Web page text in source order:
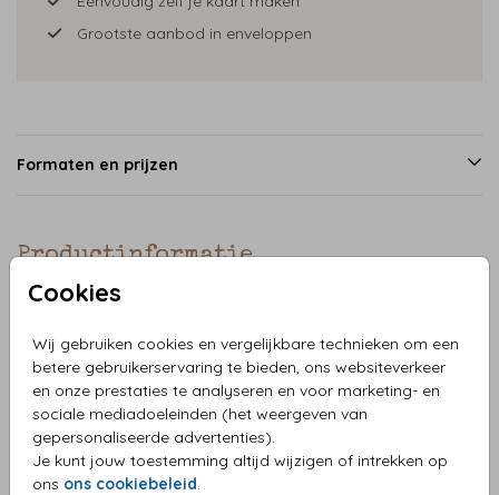
Cookies
Wij gebruiken cookies en vergelijkbare technieken om een
betere gebruikerservaring te bieden, ons websiteverkeer
en onze prestaties te analyseren en voor marketing- en
sociale mediadoeleinden (het weergeven van
gepersonaliseerde advertenties).
Je kunt jouw toestemming altijd wijzigen of intrekken op
ons ons cookiebeleid
Grootste aanbod in enveloppen
Formaten en prijzen
Productinformatie
Wanneer je een bijzondere vorm wilt voor je SavetheDate,
kies dan voor velvetlook. Dit materiaal is zacht en geeft een
luxe uitstraling. Daarnaast is het ook nog eens romantisch
en stijlvol. Je kan kiezen uit verschillende kleuren, zoals
rood, roze of rosegoud. Wat je ook kiest, je zal er zeker
stijlvol uitzien.
Toon meer